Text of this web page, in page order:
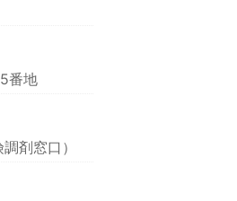
番地
剤窓口）